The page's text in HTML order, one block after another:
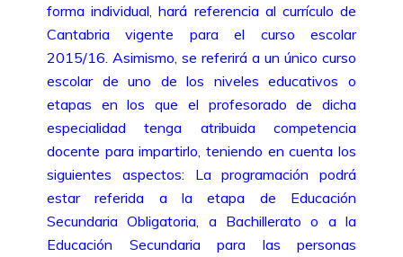
forma individual, hará referencia al currículo de
Cantabria vigente para el curso escolar
2015/16. Asimismo, se referirá a un único curso
escolar de uno de los niveles educativos o
etapas en los que el profesorado de dicha
especialidad tenga atribuida competencia
docente para impartirlo, teniendo en cuenta los
siguientes aspectos: La programación podrá
estar referida a la etapa de Educación
Secundaria Obligatoria, a Bachillerato o a la
Educación Secundaria para las personas